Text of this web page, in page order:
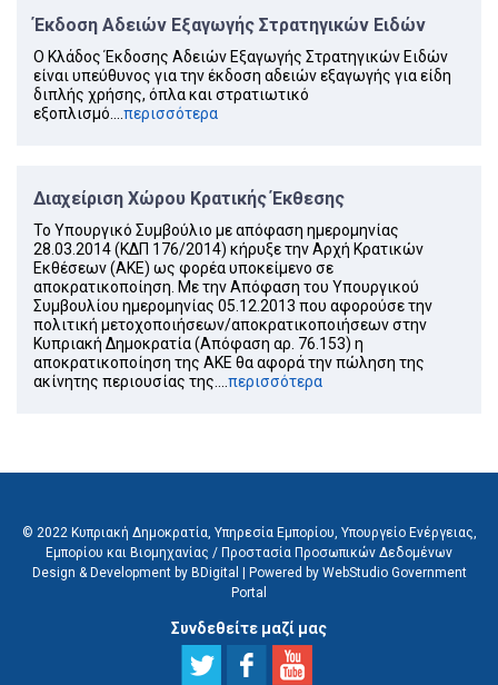
Έκδοση Αδειών Εξαγωγής Στρατηγικών Ειδών
Ο Κλάδος Έκδοσης Αδειών Εξαγωγής Στρατηγικών Ειδών
είναι υπεύθυνος για την έκδοση αδειών εξαγωγής για είδη
διπλής χρήσης, όπλα και στρατιωτικό
εξοπλισμό.... περισσότερα
Διαχείριση Χώρου Κρατικής Έκθεσης
Το Υπουργικό Συμβούλιο με απόφαση ημερομηνίας
28.03.2014 (ΚΔΠ 176/2014) κήρυξε την Αρχή Κρατικών
Εκθέσεων (ΑΚΕ) ως φορέα υποκείμενο σε
αποκρατικοποίηση. Με την Απόφαση του Υπουργικού
Συμβουλίου ημερομηνίας 05.12.2013 που αφορούσε την
πολιτική μετοχοποιήσεων/αποκρατικοποιήσεων στην
Κυπριακή Δημοκρατία (Απόφαση αρ. 76.153) η
αποκρατικοποίηση της ΑΚΕ θα αφορά την πώληση της
ακίνητης περιουσίας της.... περισσότερα
© 2022 Κυπριακή Δημοκρατία, Υπηρεσία Εμπορίου, Υπουργείο Ενέργειας,
Εμπορίου και Βιομηχανίας / Προστασία Προσωπικών Δεδομένων
Design & Development by BDigital
Powered by WebStudio Government
Portal
Συνδεθείτε μαζί μας